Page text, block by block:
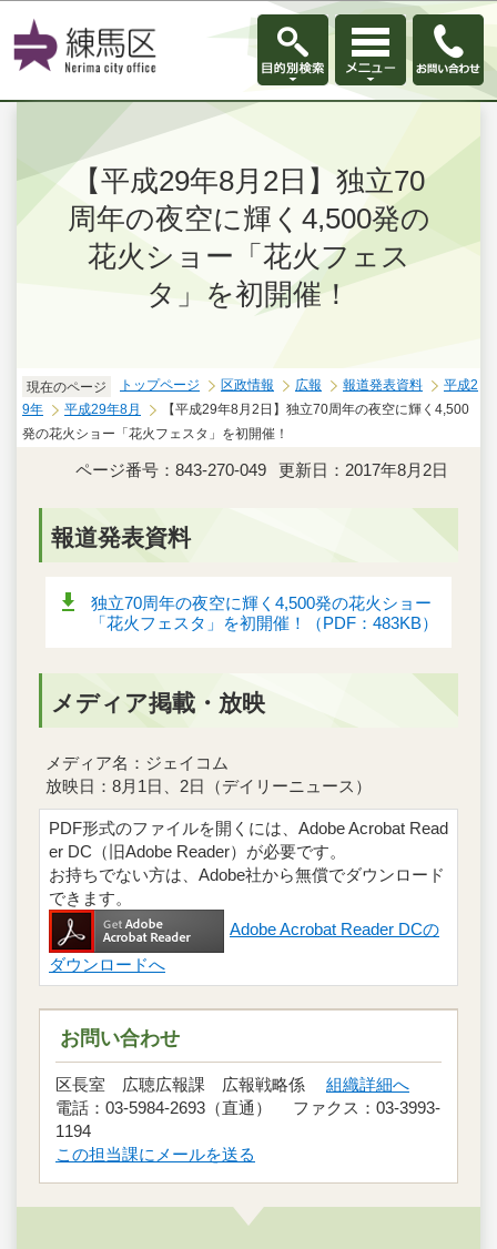
このページの本文へ移動
【平成29年8月2日】独立70
周年の夜空に輝く4,500発の
花火ショー「花火フェス
タ」を初開催！
現在のページ トップページ 区政情報 広報 報道発表資料
平成2
9年
平成29年8月
【平成29年8月2日】独立70周年の夜空に輝く4,500
発の花火ショー「花火フェスタ」を初開催！
ページ番号：843-270-049 更新日：2017年8月2日
報道発表資料
独立70周年の夜空に輝く4,500発の花火ショー
「花火フェスタ」を初開催！（PDF：483KB）
メディア掲載・放映
メディア名：ジェイコム
放映日：8月1日、2日（デイリーニュース）
PDF形式のファイルを開くには、Adobe Acrobat Read
er DC（旧Adobe Reader）が必要です。
お持ちでない方は、Adobe社から無償でダウンロード
できます。
Adobe Acrobat Reader DCの
ダウンロードへ
お問い合わせ
区長室 広聴広報課 広報戦略係 組織詳細へ
電話：03-5984-2693（直通） ファクス：03-3993-
1194
この担当課にメールを送る